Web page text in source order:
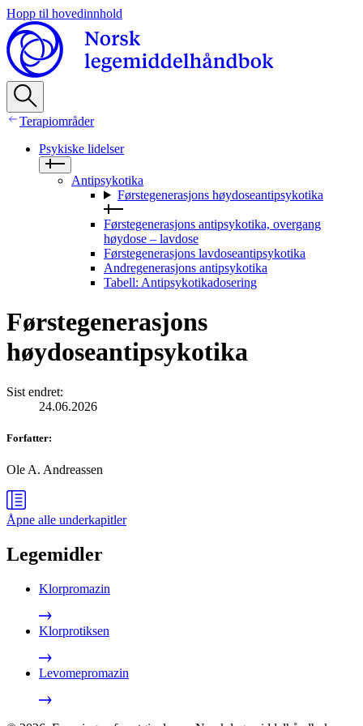
Hopp til hovedinnhold
Terapiområder
Psykiske lidelser
Antipsykotika
Førstegenerasjons høydoseantipsykotika
Førstegenerasjons antipsykotika, overgang
høydose – lavdose
Førstegenerasjons lavdoseantipsykotika
Andregenerasjons antipsykotika
Tabell: Antipsykotikadosering
Førstegenerasjons
høydoseantipsykotika
Sist endret:
24.06.2026
Forfatter:
Ole A. Andreassen
Åpne alle underkapitler
Legemidler
Klorpromazin
Klorprotiksen
Levomepromazin